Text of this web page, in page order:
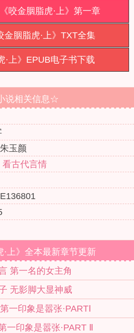
咬金胭脂虎·上》第一章
金胭脂虎·上》TXT全集
·上》EPUB电子书下载
说相关信息☆
玉颜
看古代言情
·上》全本最新章节更新
第一名的女主角
无影脚大显神威
一印象是嚣张·PARTⅠ
一印象是嚣张·PART Ⅱ